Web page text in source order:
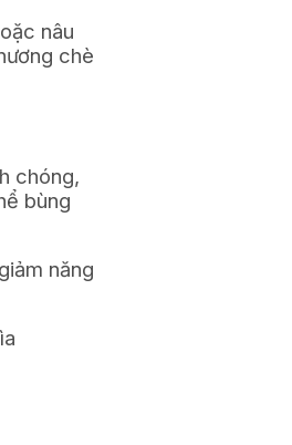
nâu
chè
chóng,
bùng
năng